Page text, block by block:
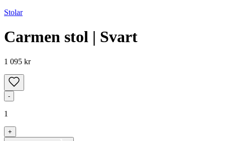
Stolar
Carmen stol | Svart
1 095 kr
-
1
+